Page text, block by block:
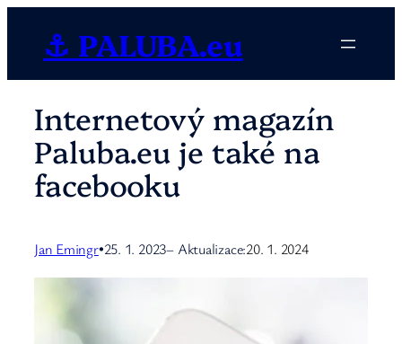
obsah
⚓ PALUBA.eu
Internetový magazín
Paluba.eu je také na
facebooku
Jan Emingr•25. 1. 2023– Aktualizace:20. 1. 2024